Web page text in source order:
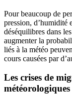
Pour beaucoup de
pression, d’humidité
déséquilibres dans
augmenter la
liés à la météo
cours causées par
Les crises de
météorologiques